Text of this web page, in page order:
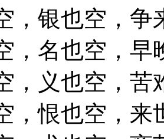
银也空，争
名也空，早
义也空，苦
恨也空，来